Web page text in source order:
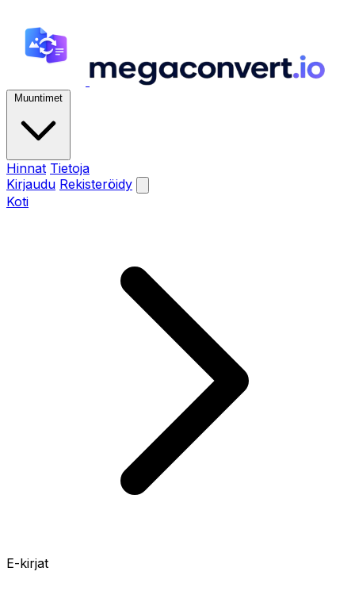
Muuntimet
Hinnat Tietoja
Kirjaudu Rekisteröidy
Koti
E-kirjat